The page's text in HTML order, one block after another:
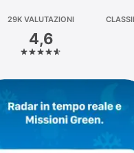
29K VALUTAZIONI
4,6